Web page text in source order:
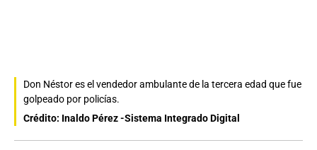
Don Néstor es el vendedor ambulante de la tercera edad que fue
golpeado por policías.
Crédito: Inaldo Pérez -Sistema Integrado Digital